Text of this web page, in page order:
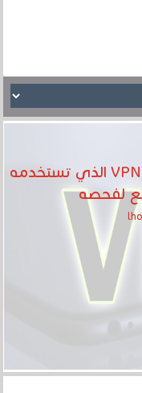
بهذه الطرق يمكنك معرفة هل الـ VPN الذي تستخدمه
لفحصه